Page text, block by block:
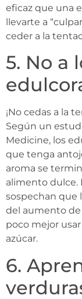
eficaz que una
llevarte a
ceder a la
5. No a
¡No cedas a la
Según un
Medicine, los
que tenga
aroma se
alimento dulce.
sospechan que
del aumento de
poco mejor
azúcar.
6.